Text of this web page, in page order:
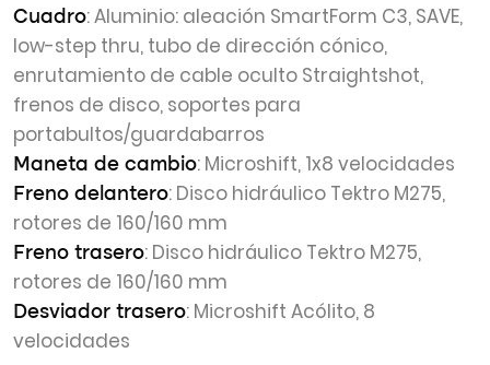
Cuadro: Aluminio: aleación SmartForm C3, SAVE,
low-step thru, tubo de dirección cónico,
enrutamiento de cable oculto Straightshot,
frenos de disco, soportes para
portabultos/guardabarros
Maneta de cambio: Microshift, 1x8 velocidades
Freno delantero: Disco hidráulico Tektro M275,
rotores de 160/160 mm
Freno trasero: Disco hidráulico Tektro M275,
rotores de 160/160 mm
Desviador trasero: Microshift Acólito, 8
velocidades